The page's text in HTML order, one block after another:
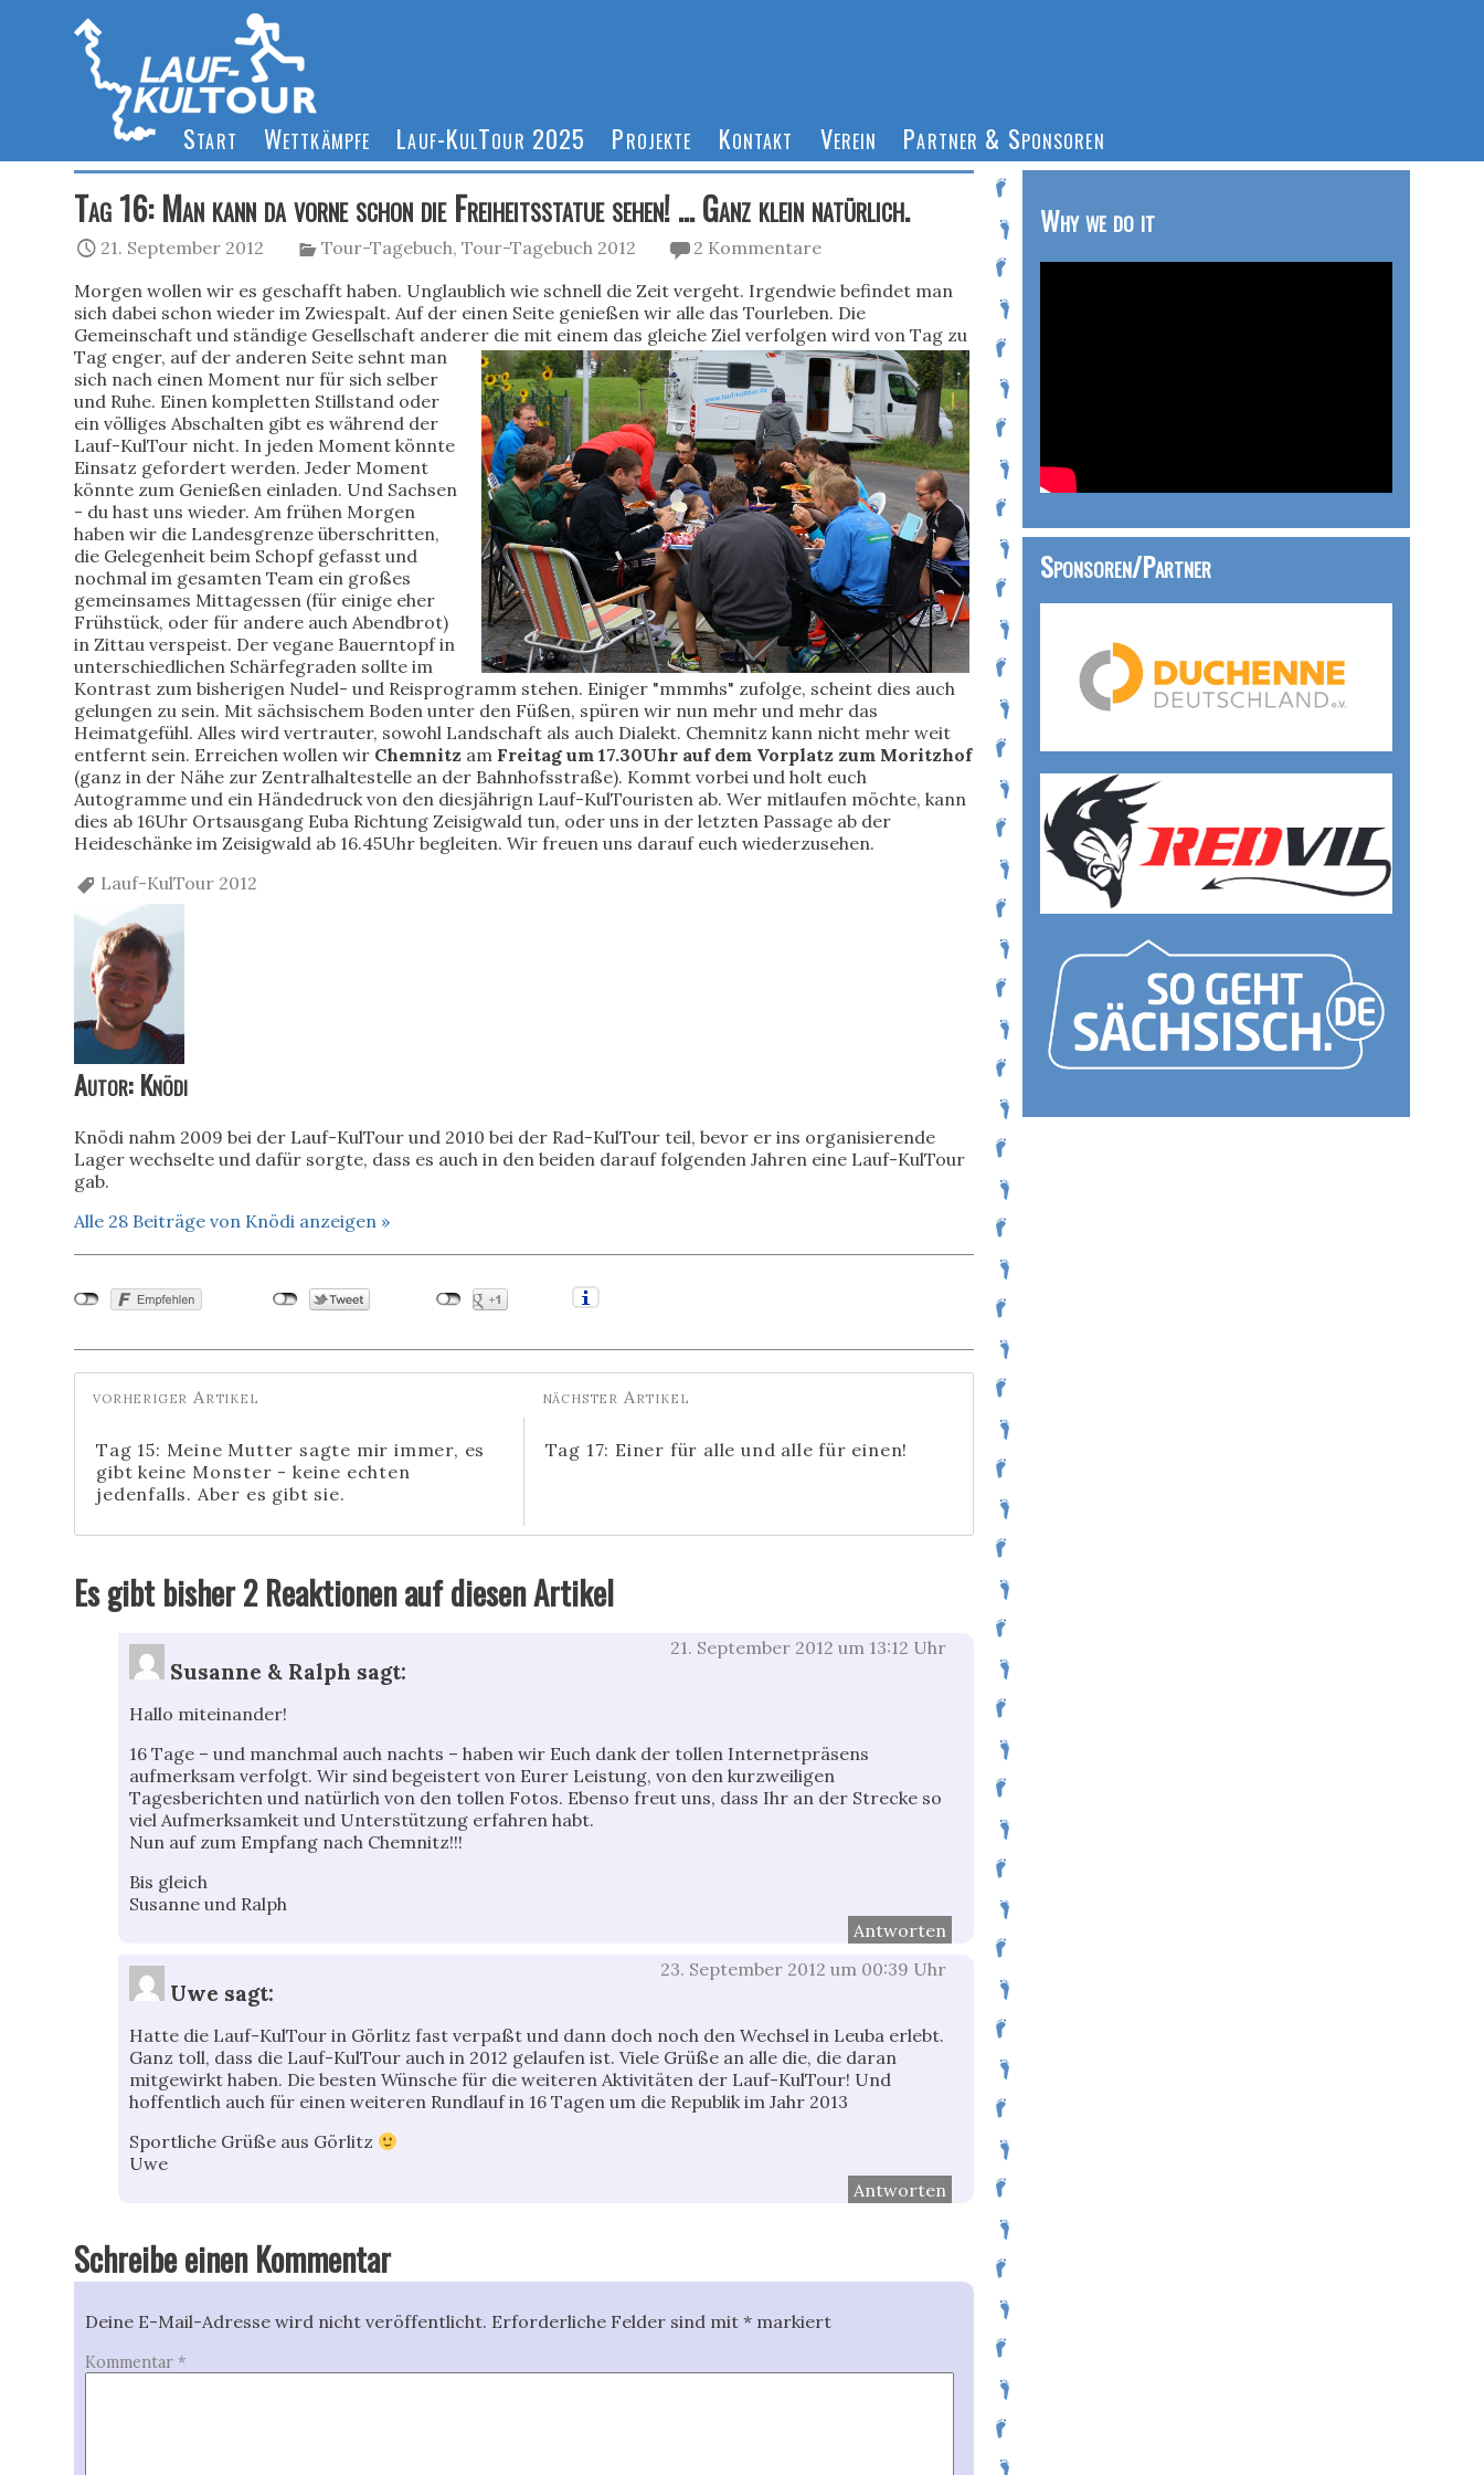
Start Wettkämpfe Lauf-KulTour 2025 Projekte Kontakt Verein Partner & Sponsoren
Tag 16: Man kann da vorne schon die Freiheitsstatue sehen! … Ganz klein natürlich.
21. September 2012 Tour-Tagebuch,Tour-Tagebuch 2012
2 Kommentare
Morgen wollen wir es geschafft haben. Unglaublich wie schnell die Zeit vergeht. Irgendwie befindet man
sich dabei schon wieder im Zwiespalt. Auf der einen Seite genießen wir alle das Tourleben. Die
Gemeinschaft und ständige Gesellschaft anderer die mit einem das gleiche Ziel verfolgen wird von Tag zu
Tag enger, auf der anderen Seite sehnt man
sich nach einen Moment nur für sich selber
und Ruhe. Einen kompletten Stillstand oder
ein völliges Abschalten gibt es während der
Lauf-KulTour nicht. In jeden Moment könnte
Einsatz gefordert werden. Jeder Moment
könnte zum Genießen einladen. Und Sachsen
- du hast uns wieder. Am frühen Morgen
haben wir die Landesgrenze überschritten,
die Gelegenheit beim Schopf gefasst und
nochmal im gesamten Team ein großes
gemeinsames Mittagessen (für einige eher
Frühstück, oder für andere auch Abendbrot)
in Zittau verspeist. Der vegane Bauerntopf in
unterschiedlichen Schärfegraden sollte im
Kontrast zum bisherigen Nudel- und Reisprogramm stehen. Einiger "mmmhs" zufolge, scheint dies auch
gelungen zu sein. Mit sächsischem Boden unter den Füßen, spüren wir nun mehr und mehr das
Heimatgefühl. Alles wird vertrauter, sowohl Landschaft als auch Dialekt. Chemnitz kann nicht mehr weit
entfernt sein. Erreichen wollen wir Chemnitz am Freitag um 17.30Uhr auf dem Vorplatz zum Moritzhof
(ganz in der Nähe zur Zentralhaltestelle an der Bahnhofsstraße). Kommt vorbei und holt euch
Autogramme und ein Händedruck von den diesjährign Lauf-KulTouristen ab. Wer mitlaufen möchte, kann
dies ab 16Uhr Ortsausgang Euba Richtung Zeisigwald tun, oder uns in der letzten Passage ab der
Heideschänke im Zeisigwald ab 16.45Uhr begleiten. Wir freuen uns darauf euch wiederzusehen.
Lauf-KulTour 2012
Autor: Knödi
Knödi nahm 2009 bei der Lauf-KulTour und 2010 bei der Rad-KulTour teil, bevor er ins organisierende
Lager wechselte und dafür sorgte, dass es auch in den beiden darauf folgenden Jahren eine Lauf-KulTour
gab.
Alle 28 Beiträge von Knödi anzeigen »
Tag 15: Meine Mutter sagte mir immer, es
gibt keine Monster - keine echten
jedenfalls. Aber es gibt sie.
Tag 17: Einer für alle und alle für einen!
Es gibt bisher 2 Reaktionen auf diesen Artikel
Susanne & Ralph sagt:
21. September 2012 um 13:12 Uhr
Hallo miteinander!
16 Tage – und manchmal auch nachts – haben wir Euch dank der tollen Internetpräsens
aufmerksam verfolgt. Wir sind begeistert von Eurer Leistung, von den kurzweiligen
Tagesberichten und natürlich von den tollen Fotos. Ebenso freut uns, dass Ihr an der Strecke so
viel Aufmerksamkeit und Unterstützung erfahren habt.
Nun auf zum Empfang nach Chemnitz!!!
Bis gleich
Susanne und Ralph
Antworten
Uwe sagt:
23. September 2012 um 00:39 Uhr
Hatte die Lauf-KulTour in Görlitz fast verpaßt und dann doch noch den Wechsel in Leuba erlebt.
Ganz toll, dass die Lauf-KulTour auch in 2012 gelaufen ist. Viele Grüße an alle die, die daran
mitgewirkt haben. Die besten Wünsche für die weiteren Aktivitäten der Lauf-KulTour! Und
hoffentlich auch für einen weiteren Rundlauf in 16 Tagen um die Republik im Jahr 2013
Sportliche Grüße aus Görlitz
Uwe
Antworten
Schreibe einen Kommentar
Deine E-Mail-Adresse wird nicht veröffentlicht. Erforderliche Felder sind mit* markiert
Kommentar*
Why we do it
Sponsoren/Partner